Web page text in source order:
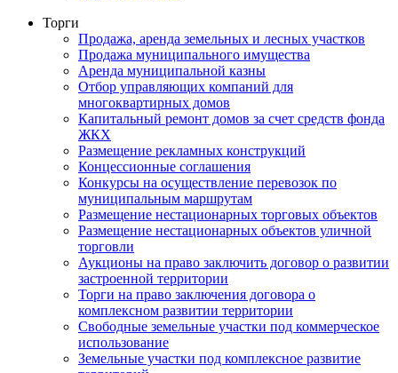
Торги
Продажа, аренда земельных и лесных участков
Продажа муниципального имущества
Аренда муниципальной казны
Отбор управляющих компаний для
многоквартирных домов
Капитальный ремонт домов за счет средств фонда
ЖКХ
Размещение рекламных конструкций
Концессионные соглашения
Конкурсы на осуществление перевозок по
муниципальным маршрутам
Размещение нестационарных торговых объектов
Размещение нестационарных объектов уличной
торговли
Аукционы на право заключить договор о развитии
застроенной территории
Торги на право заключения договора о
комплексном развитии территории
Свободные земельные участки под коммерческое
использование
Земельные участки под комплексное развитие